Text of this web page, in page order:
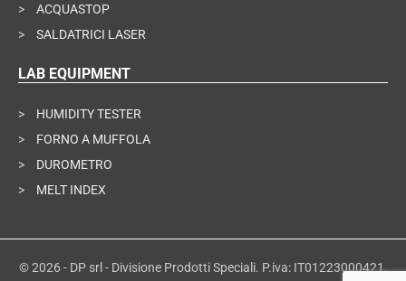
>
ACQUASTOP
>
SALDATRICI LASER
LAB EQUIPMENT
>
HUMIDITY TESTER
>
FORNO A MUFFOLA
>
DUROMETRO
>
MELT INDEX
© 2026 - DP srl - Divisione Prodotti Speciali. P.iva: IT01223000421.